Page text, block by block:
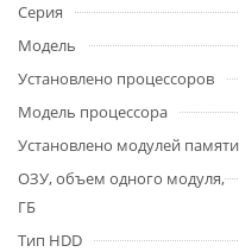
Серия
Модель
Установлено процессоров
Модель процессора
Установлено модулей памяти
ОЗУ, объем одного модуля,
ГБ
Тип HDD